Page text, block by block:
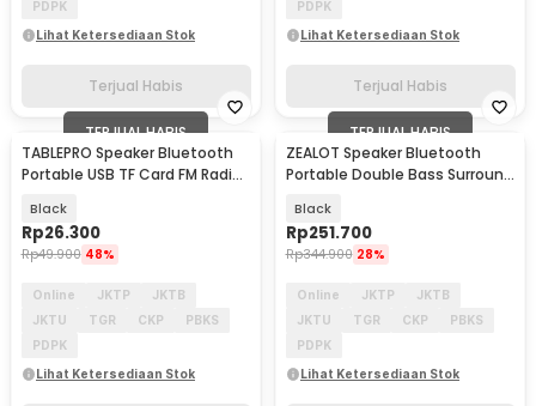
PDPK
Lihat Ketersediaan Stok
Terjual Habis
PDPK
Lihat Ketersediaan Stok
Terjual Habis
TERJUAL HABIS
TABLEPRO Speaker Bluetooth
Portable USB TF Card FM Radio
Black
Rp26.300
Rp49.900 48%
Online JKTP
JKTB
JKTU
TGR CKP
PBKS
PDPK
Lihat Ketersediaan Stok
TERJUAL HABIS
ZEALOT Speaker Bluetooth
Portable Double Bass Surround
Black
Rp251.700
Rp344.900 28%
Online JKTP
JKTB
JKTU
TGR CKP
PBKS
PDPK
Lihat Ketersediaan Stok